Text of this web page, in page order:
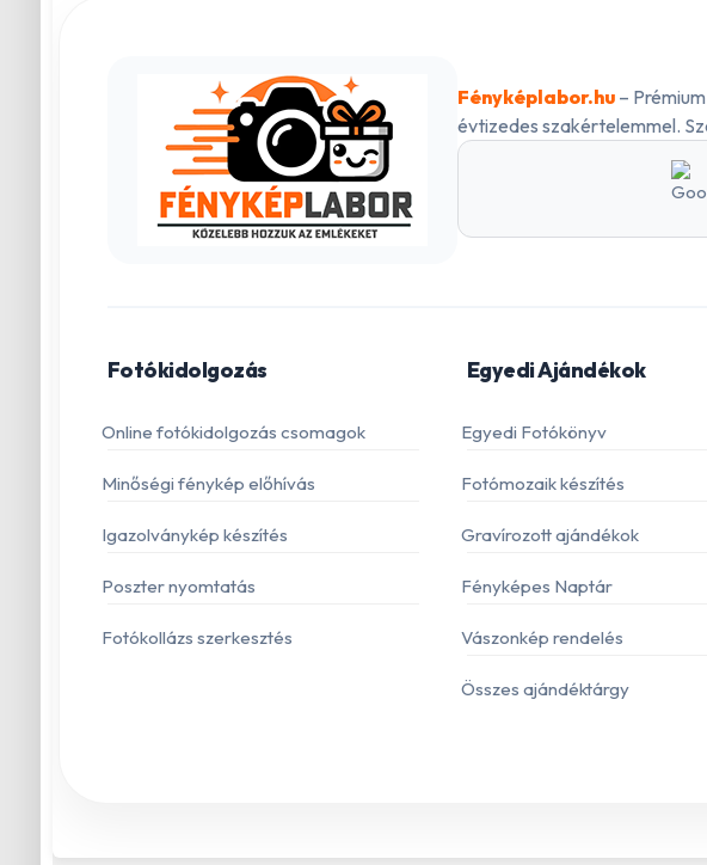
Fényképlabor.hu– Prémium
évtizedes szakértelemmel.
Fotókidolgozás
Online fotókidolgozás csomagok
Minőségi fénykép előhívás
Igazolványkép készítés
Poszter nyomtatás
Fotókollázs szerkesztés
Egyedi Ajándékok
Egyedi Fotókönyv
Fotómozaik készítés
Gravírozott ajándékok
Fényképes Naptár
Vászonkép rendelés
Összes ajándéktárgy